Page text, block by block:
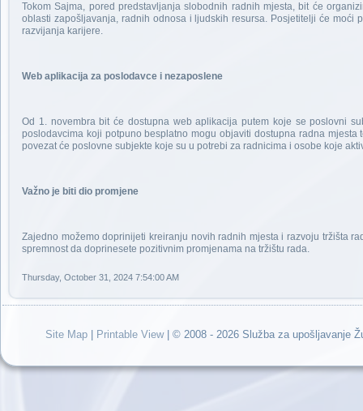
Tokom Sajma, pored predstavljanja slobodnih radnih mjesta, bit će
oblasti zapošljavanja, radnih odnosa i ljudskih resursa. Posjetitelji će moći
razvijanja karijere.
Web aplikacija za poslodavce i nezaposlene
Od 1. novembra bit će dostupna web aplikacija putem koje se poslovni
poslodavcima koji potpuno besplatno mogu objaviti dostupna radna
povezat će poslovne subjekte koje su u potrebi za radnicima i osobe koje
Važno je biti dio promjene
Zajedno možemo doprinijeti kreiranju novih radnih mjesta i razvoju tržišta
spremnost da doprinesete pozitivnim promjenama na tržištu rada.
Thursday, October 31, 2024 7:54:00 AM
Site Map Printable View| © 2008 - 2026 Služba za upošljavanje